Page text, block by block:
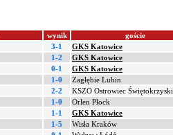
wynik goście
3-1 GKS Katowice
1-2 GKS Katowice
0-1 GKS Katowice
1-0 Zagłębie Lubin
2-2 KSZO Ostrowiec Świętokrzyski
1-0 Orlen Płock
1-1 GKS Katowice
1-5 Wisła Kraków